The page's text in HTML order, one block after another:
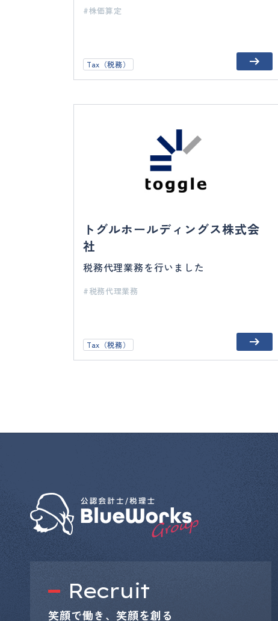
株価算定
Tax（税務）
トグルホールディングス株式会
社
税務代理業務を行いました
税務代理業務
Tax（税務）
Recruit
笑顔で働き、笑顔を創る